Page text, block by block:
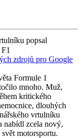
popsal
zdrojů pro Google
Formule 1
mnoho. Muž,
kritického
dlouhých
vrtulníku
nabídl zcela nový,
motorsportu.